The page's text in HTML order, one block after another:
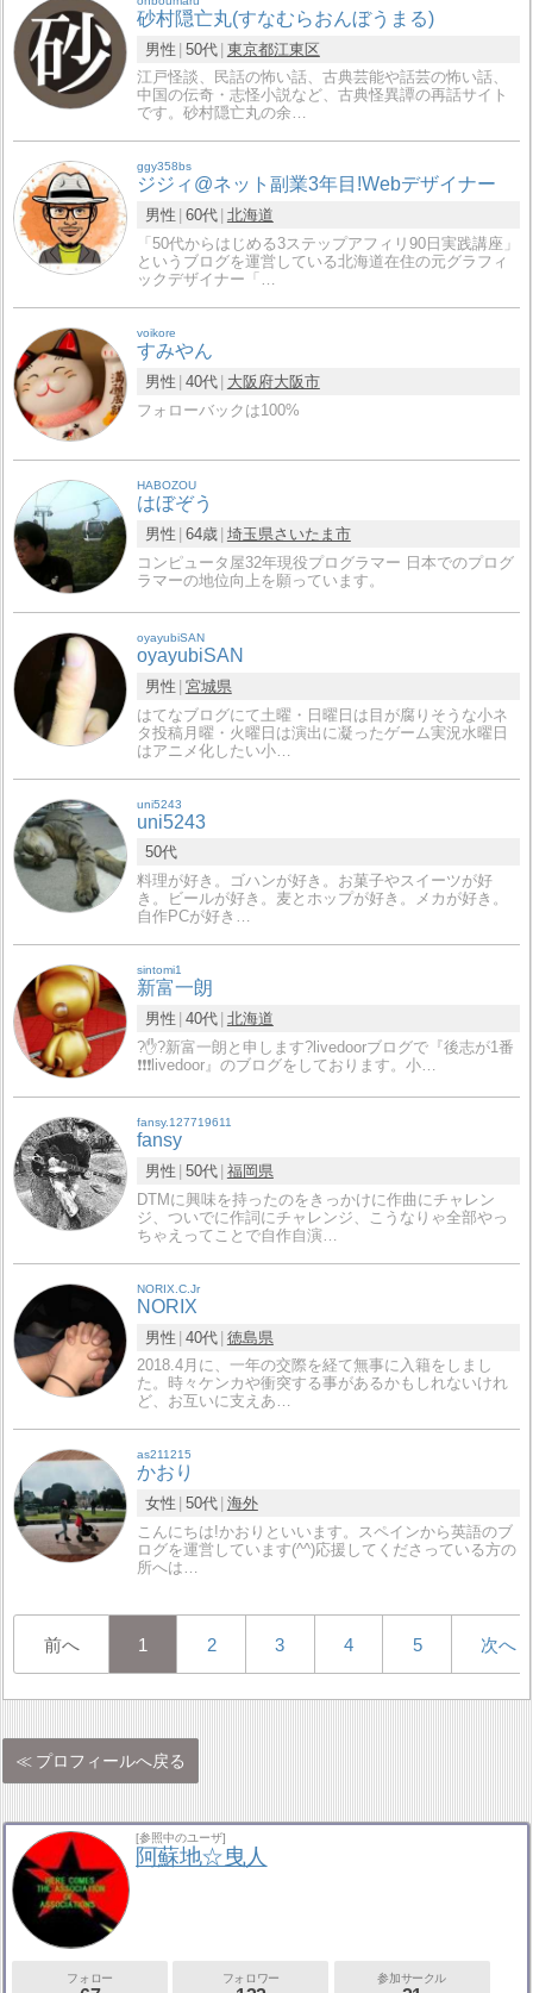
砂村隠亡丸(すなむらおんぼうまる)
男性 50代 東京都江東区
江戸怪談、民話の怖い話、古典芸能や話芸の怖い話、
中国の伝奇・志怪小説など、古典怪異譚の再話サイト
です。砂村隠亡丸の余…
ggy358bs
ジジィ@ネット副業3年目!Webデザイナー
男性 60代 北海道
「50代からはじめる3ステップアフィリ90日実践講座」
というブログを運営している北海道在住の元グラフィ
ックデザイナー「…
voikore
すみやん
男性 40代 大阪府大阪市
フォローバックは100%
HABOZOU
はぼぞう
男性 64歳 埼玉県さいたま市
コンピュータ屋32年現役プログラマー 日本でのプログ
ラマーの地位向上を願っています。
oyayubiSAN
oyayubiSAN
男性 宮城県
はてなブログにて土曜・日曜日は目が腐りそうな小ネ
タ投稿月曜・火曜日は演出に凝ったゲーム実況水曜日
はアニメ化したい小…
uni5243
uni5243
50代
料理が好き。ゴハンが好き。お菓子やスイーツが好
き。ビールが好き。麦とホップが好き。メカが好き。
自作PCが好き…
sintomi1
新富一朗
男性 40代 北海道
?✋?新富一朗と申します?livedoorブログで『後志が1番
❗❗❗livedoor』のブログをしております。小…
fansy.127719611
fansy
男性 50代 福岡県
DTMに興味を持ったのをきっかけに作曲にチャレン
ジ、ついでに作詞にチャレンジ、こうなりゃ全部やっ
ちゃえってことで自作自演…
NORIX.C.Jr
NORIX
男性 40代 徳島県
2018.4月に、一年の交際を経て無事に入籍をしまし
た。時々ケンカや衝突する事があるかもしれないけれ
ど、お互いに支えあ…
as211215
かおり
女性 50代 海外
こんにちは!かおりといいます。スペインから英語のブ
ログを運営しています(^^)応援してくださっている方の
所へは…
前へ 1 2 3 4 5 次へ
プロフィールへ戻る
[参照中のユーザ]
阿蘇地☆曳人
フォロー フォロワー 参加サークル